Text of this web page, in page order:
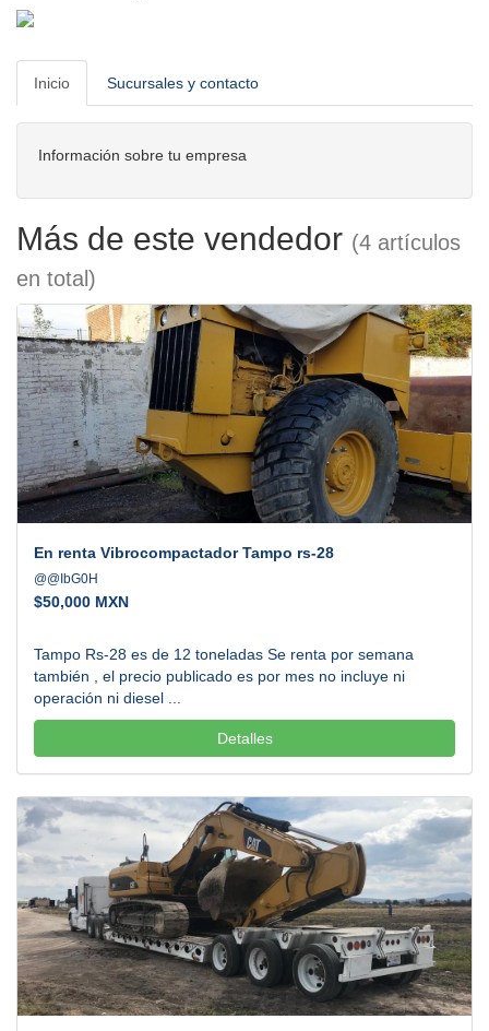
Inicio Sucursales y contacto
Información sobre tu empresa
Más de este vendedor (4 artículos
en total)
En renta Vibrocompactador Tampo rs-28
@@IbG0H
$50,000 MXN
Tampo Rs-28 es de 12 toneladas Se renta por semana
también , el precio publicado es por mes no incluye ni
operación ni diesel ...
Detalles